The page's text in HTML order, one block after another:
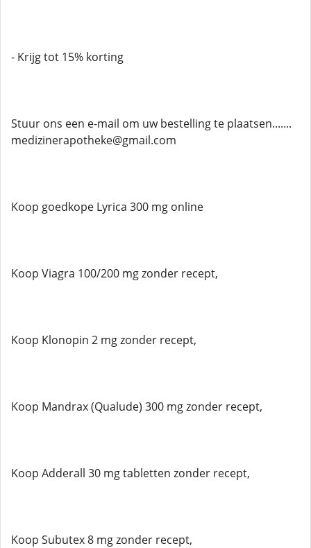
- Krijg tot 15% korting
Stuur ons een e-mail om uw bestelling te plaatsen.......
medizinerapotheke@gmail.com
Koop goedkope Lyrica 300 mg online
Koop Viagra 100/200 mg zonder recept,
Koop Klonopin 2 mg zonder recept,
Koop Mandrax (Qualude) 300 mg zonder recept,
Koop Adderall 30 mg tabletten zonder recept,
Koop Subutex 8 mg zonder recept,